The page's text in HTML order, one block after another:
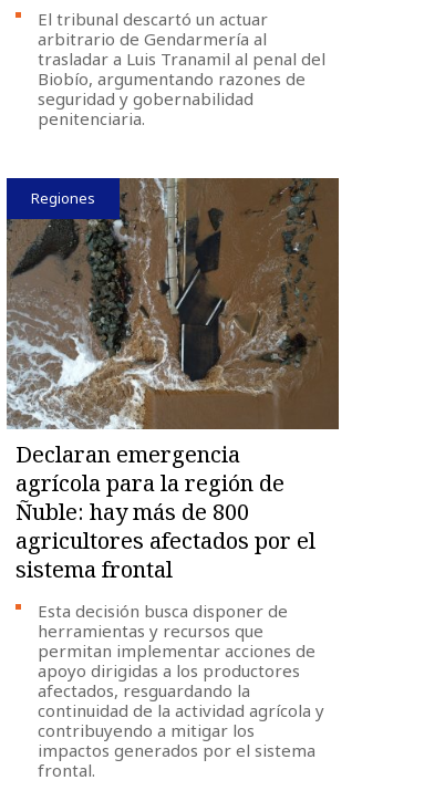
El tribunal descartó un actuar
arbitrario de Gendarmería al
trasladar a Luis Tranamil al penal del
Biobío, argumentando razones de
seguridad y gobernabilidad
penitenciaria.
Regiones
Declaran emergencia
agrícola para la región de
Ñuble: hay más de 800
agricultores afectados por el
sistema frontal
Esta decisión busca disponer de
herramientas y recursos que
permitan implementar acciones de
apoyo dirigidas a los productores
afectados, resguardando la
continuidad de la actividad agrícola y
contribuyendo a mitigar los
impactos generados por el sistema
frontal.